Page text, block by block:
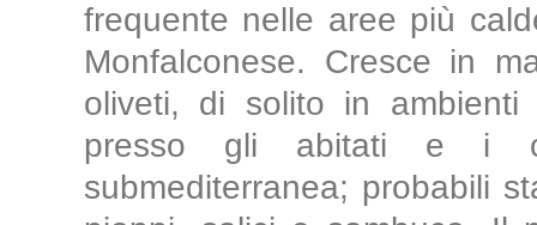
frequente nelle aree più
Monfalconese. Cresce in
oliveti, di solito in
presso gli abitati e i
submediterranea; probabili